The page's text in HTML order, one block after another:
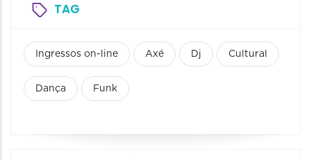
TAG
Ingressos on-line Axé Dj Cultural
Dança Funk